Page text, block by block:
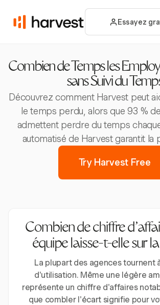
Essayez
Combien de Temps les
sans Suivi du
Découvrez comment Harvest peut
le temps perdu, alors que 93 %
admettent perdre du temps
automatisé de Harvest garantit la
Try Harvest Free
Combien de chiffre
équipe laisse-t-elle sur
La plupart des agences tournent
d'utilisation. Même une légère
représente un chiffre d'affaires
que combler l'écart signifie pour